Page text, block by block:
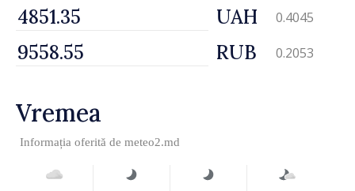
UAH 0.4045
RUB 0.2053
Vremea
Informația oferită de meteo2.md